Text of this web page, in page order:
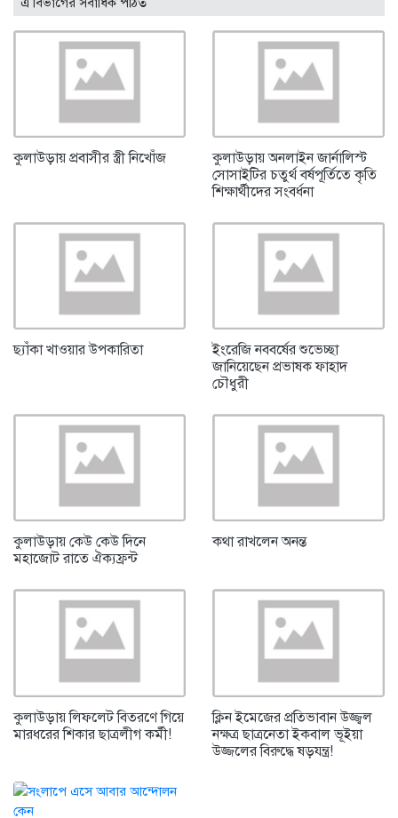
কুলাউড়ায় প্রবাসীর স্ত্রী নিখোঁজ
কুলাউড়ায় অনলাইন জার্নালিস্ট
সোসাইটির চতুর্থ বর্ষপূর্তিতে কৃতি
শিক্ষার্থীদের সংবর্ধনা
ছ্যাঁকা খাওয়ার উপকারিতা
ইংরেজি নববর্ষের শুভেচ্ছা
জানিয়েছেন প্রভাষক ফাহাদ
চৌধুরী
কুলাউড়ায় কেউ কেউ দিনে
মহাজোট রাতে ঐক্যফ্রন্ট
কথা রাখলেন অনন্ত
কুলাউড়ায় লিফলেট বিতরণে গিয়ে
মারধরের শিকার ছাত্রলীগ কর্মী!
ক্লিন ইমেজের প্রতিভাবান উজ্জ্বল
নক্ষত্র ছাত্রনেতা ইকবাল ভূইয়া
উজ্জলের বিরুদ্ধে ষড়যন্ত্র!